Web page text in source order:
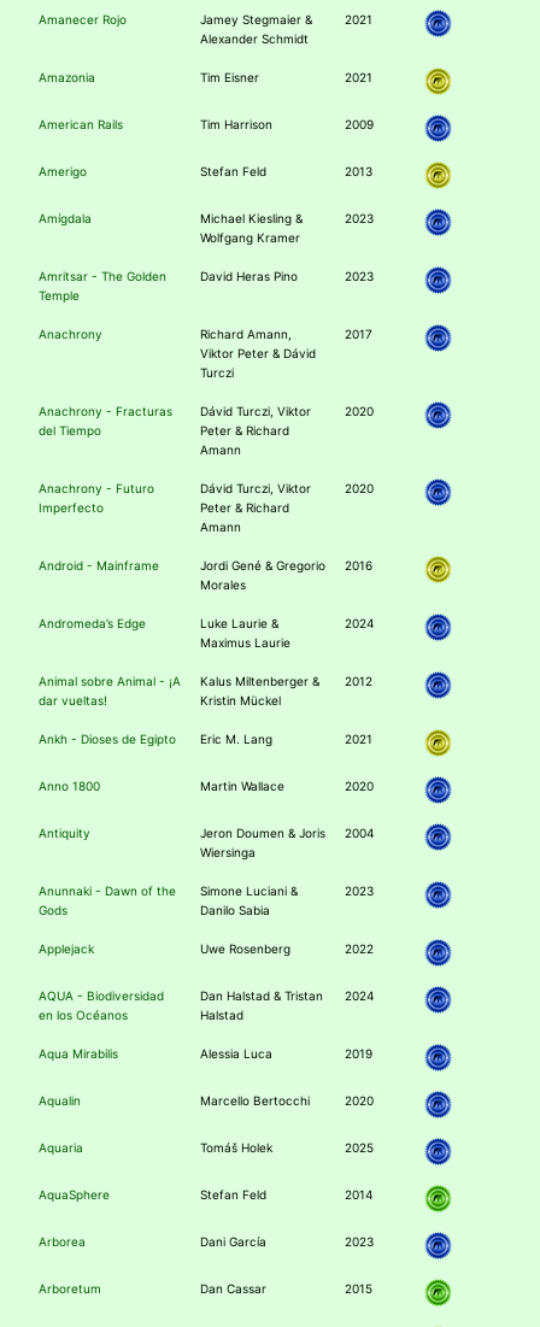
Amanecer Rojo
Jamey Stegmaier &
Alexander Schmidt
2021
Amazonia Tim Eisner 2021
American Rails Tim Harrison 2009
Amerigo Stefan Feld 2013
Amígdala
Michael Kiesling &
Wolfgang Kramer
2023
Amritsar - The Golden
Temple
David Heras Pino 2023
Anachrony
Richard Amann,
Viktor Peter & Dávid
Turczi
2017
Anachrony - Fracturas
del Tiempo
Dávid Turczi, Viktor
Peter & Richard
Amann
2020
Anachrony - Futuro
Imperfecto
Dávid Turczi, Viktor
Peter & Richard
Amann
2020
Android - Mainframe
Jordi Gené & Gregorio
Morales
2016
Andromeda’s Edge
Luke Laurie &
Maximus Laurie
2024
Animal sobre Animal - ¡A
dar vueltas!
Kalus Miltenberger &
Kristin Mückel
2012
Ankh - Dioses de Egipto Eric M. Lang 2021
Anno 1800 Martin Wallace 2020
Antiquity
Jeron Doumen & Joris
Wiersinga
2004
Anunnaki - Dawn of the
Gods
Simone Luciani &
Danilo Sabia
2023
Applejack Uwe Rosenberg 2022
AQUA - Biodiversidad
en los Océanos
Dan Halstad & Tristan
Halstad
2024
Aqua Mirabilis Alessia Luca 2019
Aqualin Marcello Bertocchi 2020
Aquaria Tomáš Holek 2025
AquaSphere Stefan Feld 2014
Arborea Dani García 2023
Arboretum Dan Cassar 2015